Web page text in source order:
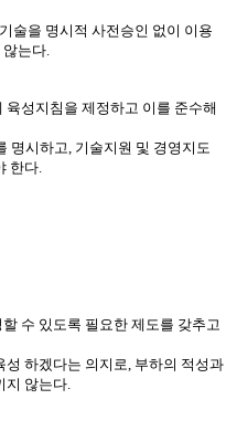
술을 명시적 사전승인 없이 이용
는다.
성지침을 제정하고 이를 준수해
명시하고, 기술지원 및 경영지도
한다.
수 있도록 필요한 제도를 갖추고
하겠다는 의지로, 부하의 적성과
지 않는다.